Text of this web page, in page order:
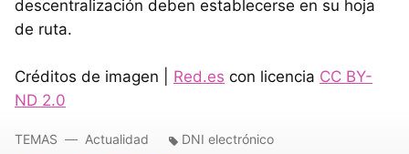
descentralización deben establecerse en su hoja
de ruta.
Créditos de imagen | Red.es con licencia CC BY-
ND 2.0
TEMAS Actualidad DNI electrónico